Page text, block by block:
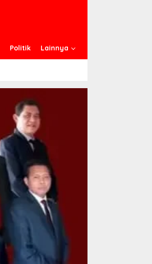
Politik Lainnya